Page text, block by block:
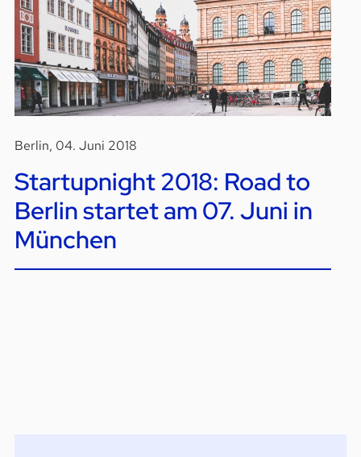
Berlin, 04. Juni 2018
Startupnight 2018: Road to
Berlin startet am 07. Juni in
München